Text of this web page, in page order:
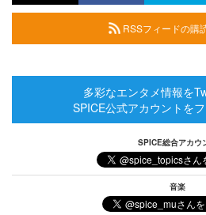
RSSフィードの購
多彩なエンタメ情報を
SPICE公式アカウントを
SPICE総合アカウ
音楽